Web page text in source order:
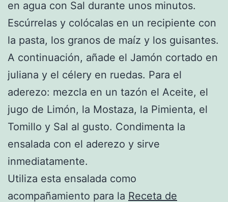
en agua con Sal durante unos minutos.
Escúrrelas y colócalas en un recipiente con
la pasta, los granos de maíz y los guisantes.
A continuación, añade el Jamón cortado en
juliana y el célery en ruedas. Para el
aderezo: mezcla en un tazón el Aceite, el
jugo de Limón, la Mostaza, la Pimienta, el
Tomillo y Sal al gusto. Condimenta la
ensalada con el aderezo y sirve
inmediatamente.
Utiliza esta ensalada como
acompañamiento para la Receta de